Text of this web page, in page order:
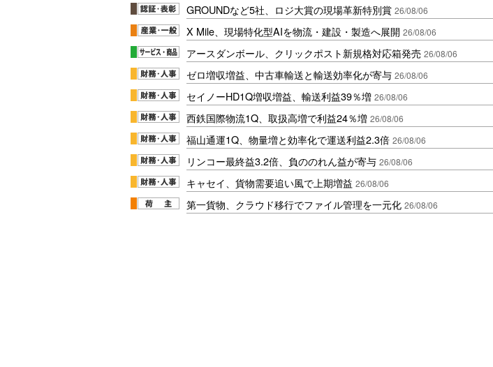
GROUNDなど5社、ロジ大賞の現場革新特別賞 26/08/06
X Mile、現場特化型AIを物流・建設・製造へ展開 26/08/06
アースダンボール、クリックポスト新規格対応箱発売 26/08/06
ゼロ増収増益、中古車輸送と輸送効率化が寄与 26/08/06
セイノーHD1Q増収増益、輸送利益39％増 26/08/06
西鉄国際物流1Q、取扱高増で利益24％増 26/08/06
福山通運1Q、物量増と効率化で運送利益2.3倍 26/08/06
リンコー最終益3.2倍、負ののれん益が寄与 26/08/06
キャセイ、貨物需要追い風で上期増益 26/08/06
第一貨物、クラウド移行でファイル管理を一元化 26/08/06